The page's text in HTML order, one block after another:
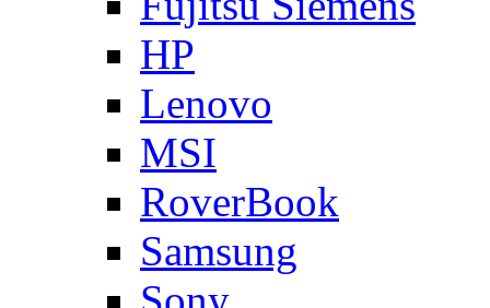
HP
Lenovo
MSI
RoverBook
Samsung